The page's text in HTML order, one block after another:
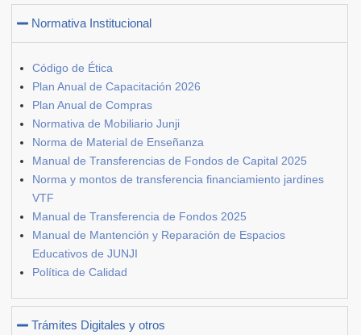
Normativa Institucional
Código de Ética
Plan Anual de Capacitación 2026
Plan Anual de Compras
Normativa de Mobiliario Junji
Norma de Material de Enseñanza
Manual de Transferencias de Fondos de Capital 2025
Norma y montos de transferencia financiamiento jardines
VTF
Manual de Transferencia de Fondos 2025
Manual de Mantención y Reparación de Espacios
Educativos de JUNJI
Política de Calidad
Trámites Digitales y otros